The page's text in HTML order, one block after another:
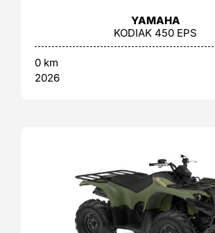
YAMAHA
KODIAK 450 EPS
0 km
2026